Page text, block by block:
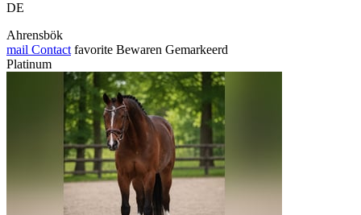
DE
Ahrensbök
mail Contact favorite Bewaren Gemarkeerd
Platinum